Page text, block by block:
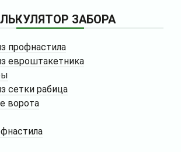
ЗАБОРА
профнастила
евроштакетника
сетки рабица
ворота